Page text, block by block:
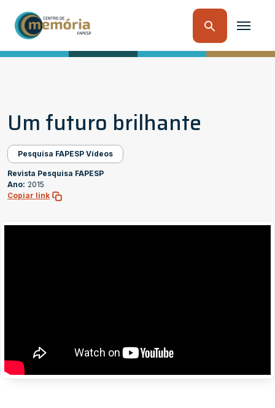
Um futuro brilhante
Pesquisa FAPESP Vídeos
Revista Pesquisa FAPESP
Ano: 2015
Copiar link